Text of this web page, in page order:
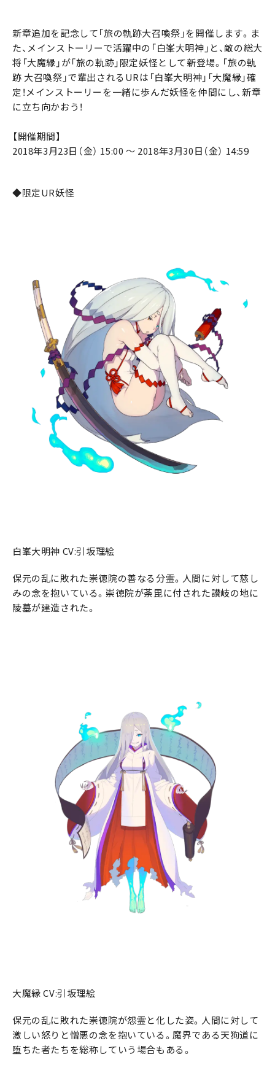
新章追加を記念して「旅の軌跡大召喚祭」を開催します。ま
た、メインストーリーで活躍中の「白峯大明神」と、敵の総大
将「大魔縁」が「旅の軌跡」限定妖怪として新登場。「旅の軌
跡 大召喚祭」で輩出されるURは「白峯大明神」「大魔縁」確
定！メインストーリーを一緒に歩んだ妖怪を仲間にし、新章
に立ち向かおう！
【開催期間】
2018年3月23日（金） 15:00 ～ 2018年3月30日（金） 14:59
◆限定UR妖怪
白峯大明神 CV:引坂理絵
保元の乱に敗れた崇徳院の善なる分霊。人間に対して慈し
みの念を抱いている。崇徳院が荼毘に付された讃岐の地に
陵墓が建造された。
大魔縁 CV:引坂理絵
保元の乱に敗れた崇徳院が怨霊と化した姿。人間に対して
激しい怒りと憎悪の念を抱いている。魔界である天狗道に
堕ちた者たちを総称していう場合もある。